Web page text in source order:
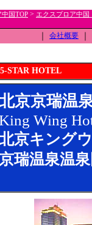
国TOP > エクスプロア中国
会社概要
5-STAR HOTEL
京京瑞温
Wing
京キング
京瑞温泉温